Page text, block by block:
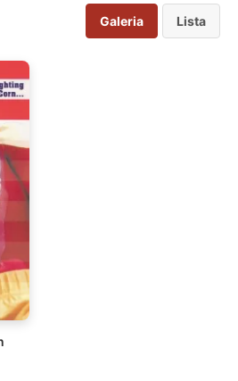
Galeria Lista